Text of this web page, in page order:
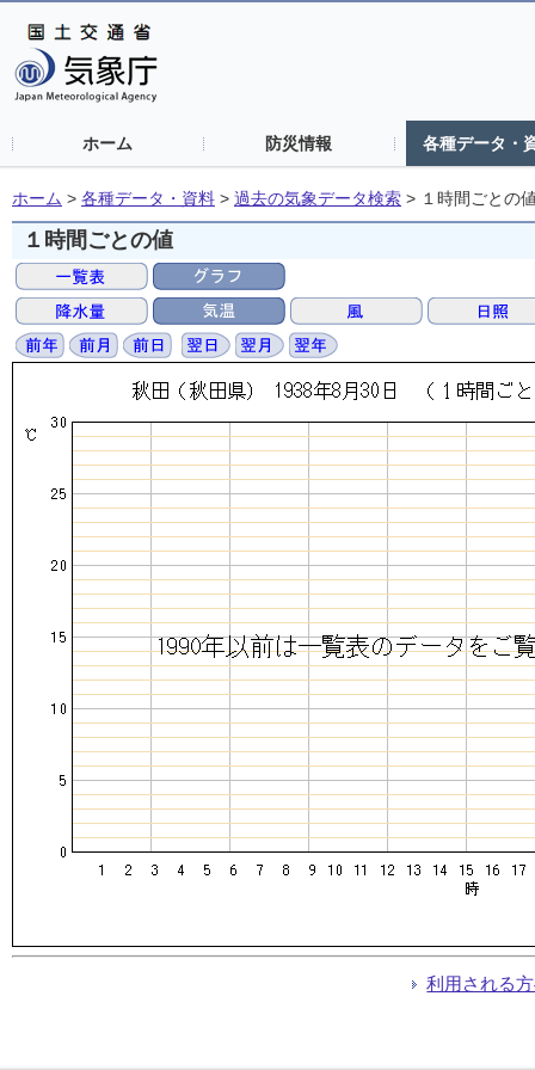
ホーム 防災情報 各種データ・
ホーム > 各種データ・資料 > 過去の気象データ検索 > １時間ごとの
１時間ごとの値
利用される